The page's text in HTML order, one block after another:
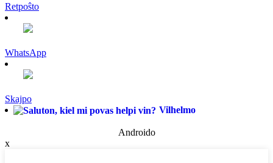
Retpoŝto
WhatsApp
Skajpo
Vilhelmo
Androido
x